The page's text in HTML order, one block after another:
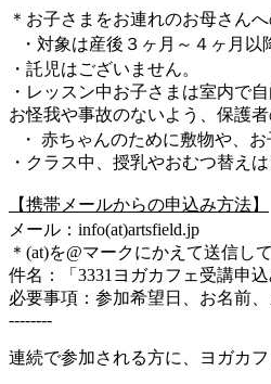
＊お子さまをお連れのお母さん
・対象は産後３ヶ月～４ヶ月以
・託児はございません。
・レッスン中お子さまは室内で
お怪我や事故のないよう、保護
・ 赤ちゃんのために敷物や、
・クラス中、授乳やおむつ替え
【携帯メールからの申込み方法】
メール：info(at)artsfield.jp
＊(at)を@マークにかえて送信し
件名：「3331ヨガカフェ受講申
必要事項：参加希望日、お名前
--------
連続で参加される方に、ヨガカ